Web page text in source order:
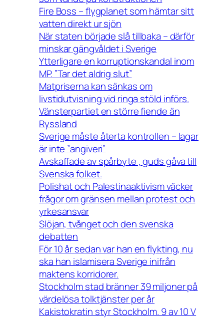
Fire Boss – flygplanet som hämtar sitt
vatten direkt ur sjön
När staten började slå tillbaka – därför
minskar gängvåldet i Sverige
Ytterligare en korruptionskandal inom
MP. ”Tar det aldrig slut”
Matpriserna kan sänkas om
livstidutvisning vid ringa stöld införs.
Vänsterpartiet en större fiende än
Ryssland
Sverige måste återta kontrollen – lagar
är inte ”angiveri”
Avskaffade av spårbyte , guds gåva till
Svenska folket.
Polishat och Palestinaaktivism väcker
frågor om gränsen mellan protest och
yrkesansvar
Slöjan, tvånget och den svenska
debatten
För 10 år sedan var han en flykting, nu
ska han islamisera Sverige inifrån
maktens korridorer.
Stockholm stad bränner 39 miljoner på
värdelösa tolktjänster per år
Kakistokratin styr Stockholm. 9 av 10 V